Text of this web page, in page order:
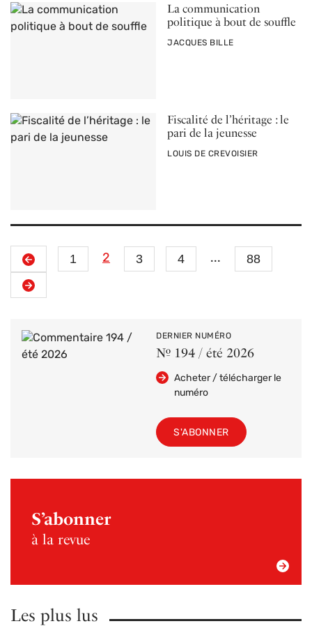
La communication
politique à bout de souffle
PAR
JACQUES BILLE
Fiscalité de l’héritage : le
pari de la jeunesse
PAR
LOUIS DE CREVOISIER
Précédent
1 2 3 4 ...
88
Suivant
DERNIER NUMÉRO
Nº 194 / été 2026
Acheter / télécharger le
numéro
S'ABONNER
S’abonner
à la revue
Les plus lus